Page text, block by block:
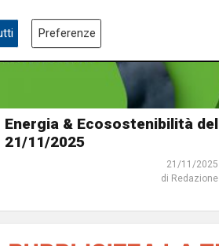
Energia & Ecosostenibilità del
21/11/2025
21/11/2025
di Redazione
Preferenze